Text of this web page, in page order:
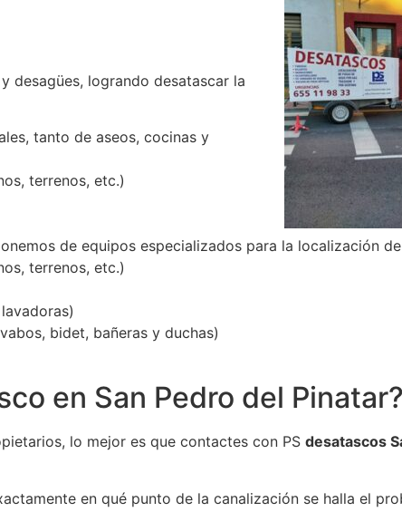
desagües, logrando desatascar la
tanto de aseos, cocinas y
terrenos, etc.)
de equipos especializados para la localización
terrenos, etc.)
bidet, bañeras y duchas)
en San Pedro del Pinatar?
lo mejor es que contactes con PS desatascos
en qué punto de la canalización se halla el